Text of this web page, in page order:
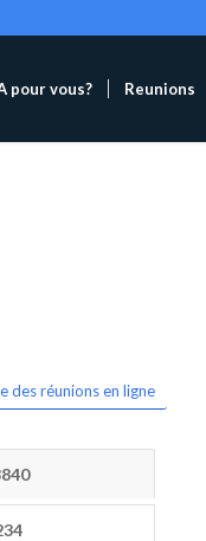
pour vous? Reunions
des réunions en ligne